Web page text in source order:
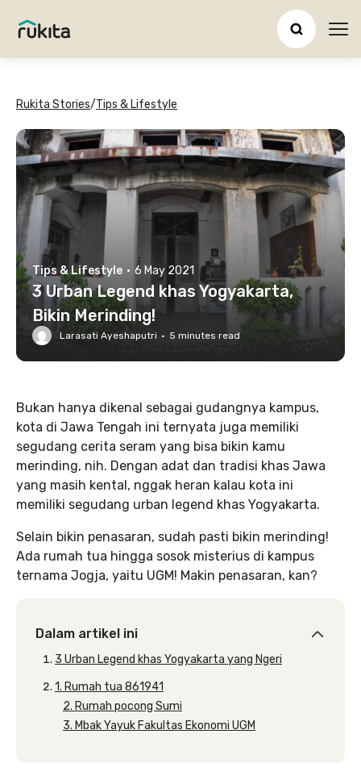
Rukita Stories/Tips & Lifestyle
Tips & Lifestyle · 6 May 2021
3 Urban Legend khas Yogyakarta,
Bikin Merinding!
Larasati Ayeshaputri · 5 minutes read
Bukan hanya dikenal sebagai gudangnya kampus,
kota di Jawa Tengah ini ternyata juga memiliki
segudang cerita seram yang bisa bikin kamu
merinding, nih. Dengan adat dan tradisi khas Jawa
yang masih kental, nggak heran kalau kota ini
memiliki segudang urban legend khas Yogyakarta.
Selain bikin penasaran, sudah pasti bikin merinding!
Ada rumah tua hingga sosok misterius di kampus
ternama Jogja, yaitu UGM! Makin penasaran, kan?
Dalam artikel ini
3 Urban Legend khas Yogyakarta yang Ngeri
1. Rumah tua 861941
2. Rumah pocong Sumi
3. Mbak Yayuk Fakultas Ekonomi UGM